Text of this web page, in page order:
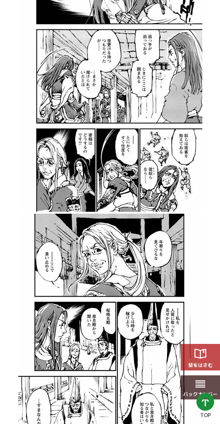
栞をはさむ
バックナンバー
TOP